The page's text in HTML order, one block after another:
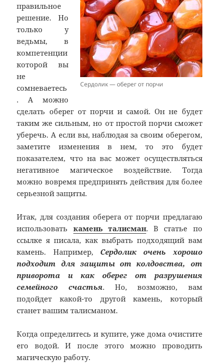
Сердолик — оберег от порчи
правильное
решение. Но
только у
ведьмы, в
компетенции
которой вы
не
сомневаетесь
. А можно
сделать оберег от порчи и самой. Он не будет
таким же сильным, но от простой порчи сможет
уберечь. А если вы, наблюдая за своим оберегом,
заметите изменения в нем, то это будет
показателем, что на вас может осуществляться
негативное магическое воздействие. Тогда
можно вовремя предпринять действия для более
серьезной защиты.
Итак, для создания оберега от порчи предлагаю
использовать камень талисман. В статье по
ссылке я писала, как выбрать подходящий вам
камень. Например, Сердолик очень хорошо
подходит для защиты от колдовства, от
приворота и как оберег от разрушения
семейного счастья. Но, возможно, вам
подойдет какой-то другой камень, который
станет вашим талисманом.
Когда определитесь и купите, уже дома очистите
его водой. И после этого можно проводить
магическую работу.